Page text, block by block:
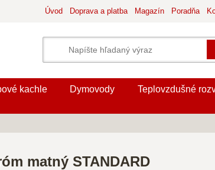
Úvod Doprava a platba Magazín Poradňa
kachle Dymovody Teplovzdušné
matný STANDARD